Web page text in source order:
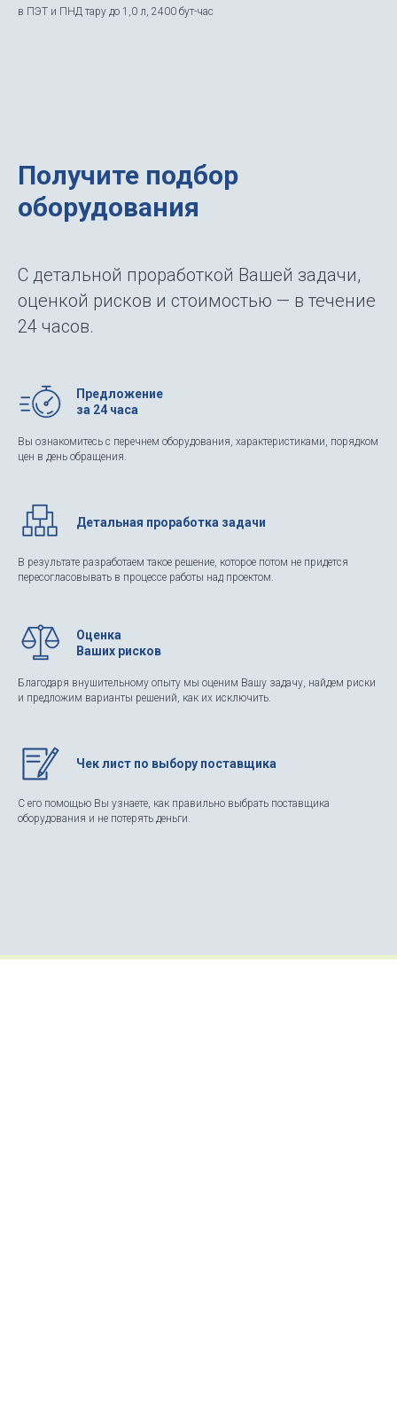
в ПЭТ и ПНД тару до 1,0 л, 2400 бут-час
Получите подбор
оборудования
С детальной проработкой Вашей задачи,
оценкой рисков и стоимостью — в течение
24 часов.
Предложение
за 24 часа
Вы ознакомитесь с перечнем оборудования, характеристиками, порядком
цен в день обращения.
Детальная проработка задачи
В результате разработаем такое решение, которое потом не придется
пересогласовывать в процессе работы над проектом.
Оценка
Ваших рисков
Благодаря внушительному опыту мы оценим Вашу задачу, найдем риски
и предложим варианты решений, как их исключить.
Чек лист по выбору поставщика
С его помощью Вы узнаете, как правильно выбрать поставщика
оборудования и не потерять деньги.